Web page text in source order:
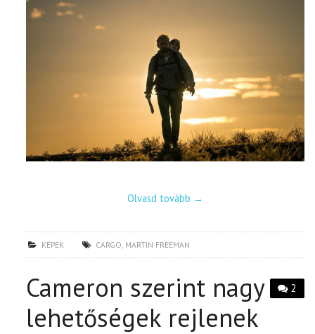
Olvasd tovább →
KÉPEK CARGO MARTIN FREEMAN
2
Cameron szerint nagy
lehetőségek rejlenek